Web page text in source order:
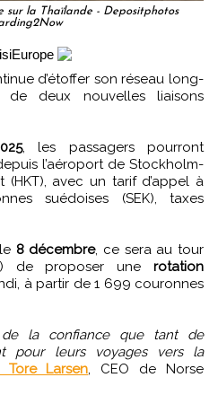
sur la Thaïlande - Depositphotos
d’étoffer son réseau long-
de deux nouvelles liaisons
, les passagers pourront
l’aéroport de Stockholm-
(HKT), avec un tarif d’appel à
suédoises (SEK), taxes
8 décembre, ce sera au tour
de proposer une rotation
à partir de 1 699 couronnes
de la confiance que tant de
pour leurs voyages vers la
Tore Larsen , CEO de Norse